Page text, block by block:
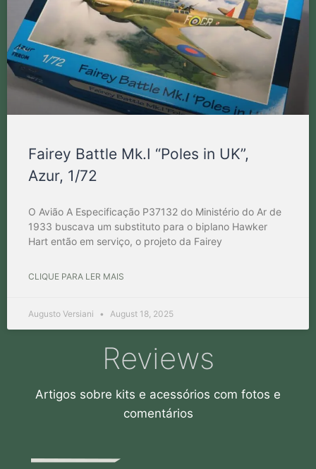
Fairey Battle Mk.I “Poles in UK”,
Azur, 1/72
O Avião A Especificação P37132 do Ministério do Ar de
1933 buscava um substituto para o biplano Hawker
Hart então em serviço, o projeto da Fairey
CLIQUE PARA LER MAIS
Augusto Versiani August 18, 2025
Reviews
Artigos sobre kits e acessórios com fotos e
comentários